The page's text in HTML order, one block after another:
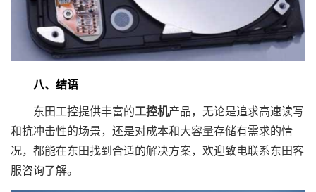
八、结语
东田工控提供丰富的工控机产品，无论是追求高速读写
和抗冲击性的场景，还是对成本和大容量存储有需求的情
况，都能在东田找到合适的解决方案，欢迎致电联系东田客
服咨询了解。